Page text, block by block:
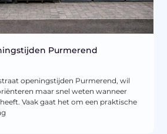
Purmerend
openingstijden Purmerend, wil
maar snel weten wanneer
Vaak gaat het om een praktische